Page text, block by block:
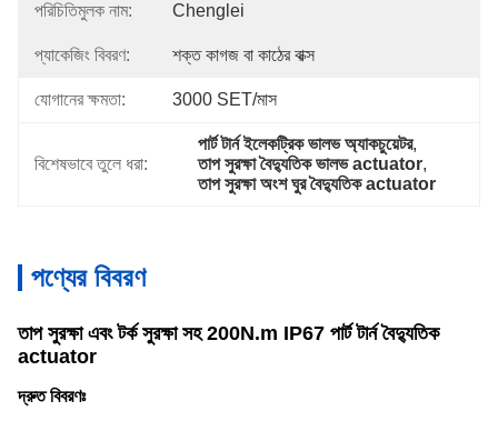
পরিচিতিমুলক নাম: Chenglei
প্যাকেজিং বিবরণ: শক্ত কাগজ বা কাঠের বাক্স
যোগানের ক্ষমতা: 3000 SET/মাস
বিশেষভাবে তুলে ধরা:
পার্ট টার্ন ইলেকট্রিক ভালভ অ্যাকচুয়েটর,
তাপ সুরক্ষা বৈদ্যুতিক ভালভ actuator,
তাপ সুরক্ষা অংশ ঘুর বৈদ্যুতিক actuator
পণ্যের বিবরণ
তাপ সুরক্ষা এবং টর্ক সুরক্ষা সহ 200N.m IP67 পার্ট টার্ন বৈদ্যুতিক
actuator
দ্রুত বিবরণঃ